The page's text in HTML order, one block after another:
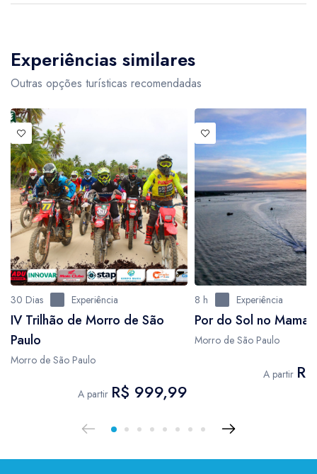
Experiências similares
Outras opções turísticas recomendadas
30 Dias Experiência
IV Trilhão de Morro de São
Paulo
Morro de São Paulo
A partir R$ 999,99
8 h Experiência
Por do Sol no Mama
Morro de São Paulo
A partir